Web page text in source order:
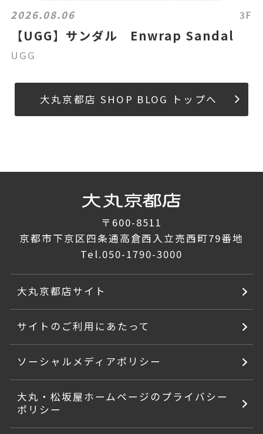
2026.08.06 3F
【UGG】サンダル Enwrap Sandal
UGG
大丸京都店 SHOP BLOG トップへ
〒600-8511
京都市下京区四条通高倉西入立売西町79番地
Tel.050-1790-3000
大丸京都店サイト
サイトのご利用にあたって
ソーシャルメディアポリシー
大丸・松坂屋ホームページのプライバシー
ポリシー